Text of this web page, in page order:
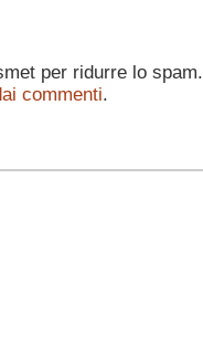
per ridurre lo spam.
commenti.